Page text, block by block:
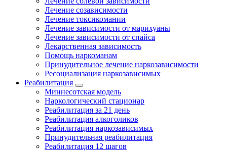
Лечение созависимости
Лечение токсикомании
Лечение зависимости от марихуаны
Лечение зависимости от спайса
Лекарственная зависимость
Помощь наркоманам
Принудительное лечение наркозависимости
Ресоциализация наркозависимых
Реабилитация
Миннесотская модель
Наркологический стационар
Реабилитация за 21 день
Реабилитация алкоголиков
Реабилитация наркозависимых
Принудительная реабилитация
Реабилитация 12 шагов